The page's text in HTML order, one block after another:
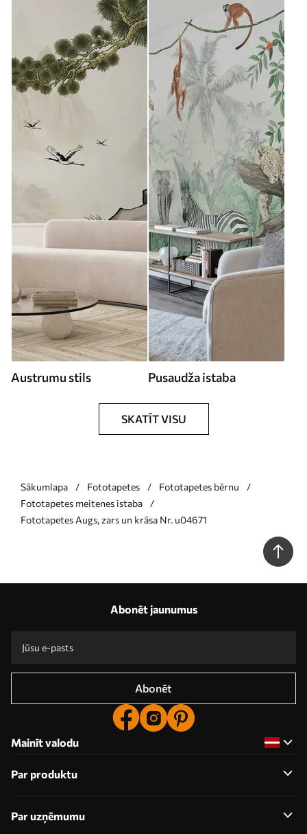
Austrumu stils Pusaudža istaba
SKATĪT VISU
Sākumlapa Fototapetes
Fototapetes bērnu
Fototapetes meitenes istaba
Fototapetes Augs, zars un krāsa Nr. u04671
Abonēt jaunumus
Abonēt
Mainīt valodu
Par produktu
Par uzņēmumu